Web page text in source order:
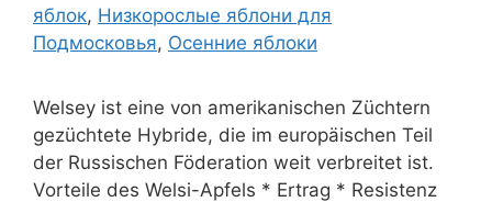
яблок, Низкорослые яблони для
Подмосковья, Осенние яблоки
Welsey ist eine von amerikanischen Züchtern
gezüchtete Hybride, die im europäischen Teil
der Russischen Föderation weit verbreitet ist.
Vorteile des Welsi-Apfels * Ertrag * Resistenz